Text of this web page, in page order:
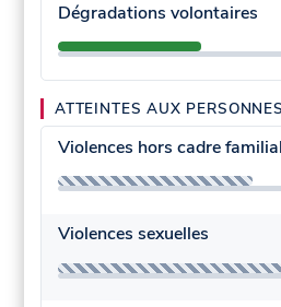
Dégradations volontaires
ATTEINTES AUX PERSONNES
Violences hors cadre familial
Violences sexuelles